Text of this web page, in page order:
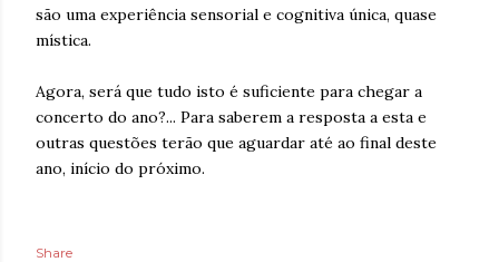
são uma experiência sensorial e cognitiva única, quase
mística.
Agora, será que tudo isto é suficiente para chegar a
concerto do ano?... Para saberem a resposta a esta e
outras questões terão que aguardar até ao final deste
ano, início do próximo.
Share